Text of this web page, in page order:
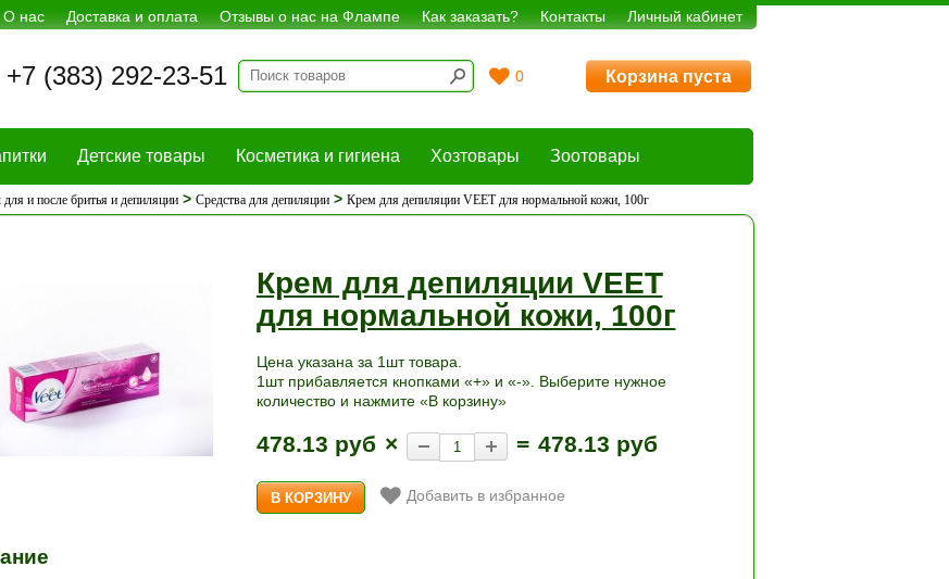
О нас Доставка и оплата Отзывы о нас на Флампе Как заказать? Контакты Личный кабинет
+7 (383) 292-23-51 0 Корзина пуста
Детские товары Косметика и гигиена Хозтовары Зоотовары
и после бритья и депиляции >Средства для депиляции >Крем для депиляции VEET для нормальной кожи, 100г
Крем для депиляции VEET
для нормальной кожи, 100г
Цена указана за 1шт товара.
1шт прибавляется кнопками «+» и «-». Выберите нужное
количество и нажмите «В корзину»
478.13 руб × = 478.13 руб
Добавить в избранное